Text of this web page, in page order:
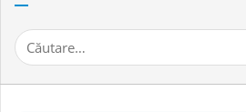
Caută
după: